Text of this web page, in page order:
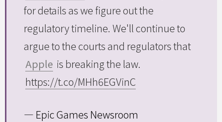
for details as we figure out the
regulatory timeline. We'll continue to
argue to the courts and regulators that
Apple is breaking the law.
https://t.co/MHh6EGVinC
— Epic Games Newsroom